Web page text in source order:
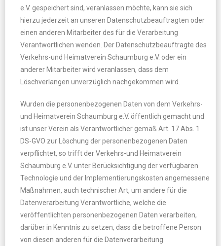
e.V. gespeichert sind, veranlassen möchte, kann sie sich
hierzu jederzeit an unseren Datenschutzbeauftragten oder
einen anderen Mitarbeiter des für die Verarbeitung
Verantwortlichen wenden. Der Datenschutzbeauftragte des
Verkehrs-und Heimatverein Schaumburg e.V. oder ein
anderer Mitarbeiter wird veranlassen, dass dem
Löschverlangen unverzüglich nachgekommen wird.
Wurden die personenbezogenen Daten von dem Verkehrs-
und Heimatverein Schaumburg e.V. öffentlich gemacht und
ist unser Verein als Verantwortlicher gemäß Art. 17 Abs. 1
DS-GVO zur Löschung der personenbezogenen Daten
verpflichtet, so trifft der Verkehrs-und Heimatverein
Schaumburg e.V. unter Berücksichtigung der verfügbaren
Technologie und der Implementierungskosten angemessene
Maßnahmen, auch technischer Art, um andere für die
Datenverarbeitung Verantwortliche, welche die
veröffentlichten personenbezogenen Daten verarbeiten,
darüber in Kenntnis zu setzen, dass die betroffene Person
von diesen anderen für die Datenverarbeitung